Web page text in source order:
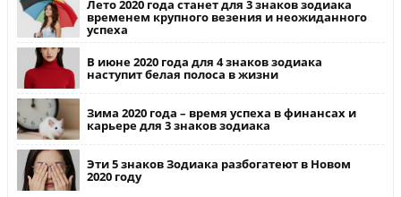
Лето 2020 года станет для 3 знаков зодиака
временем крупного везения и неожиданного
успеха
В июне 2020 года для 4 знаков зодиака
наступит белая полоса в жизни
Зима 2020 года – время успеха в финансах и
карьере для 3 знаков зодиака
Эти 5 знаков Зодиака разбогатеют в Новом
2020 году